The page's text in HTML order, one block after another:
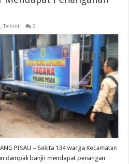
,Terkini 0
PISAU – Sekita 134 warga Kecamatan
dampak banjir mendapat penangan